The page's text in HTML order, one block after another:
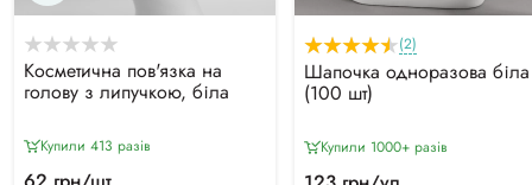
Косметична пов'язка на
голову з липучкою, біла
Купили 413 разiв
(2)
Шапочка одноразова біла
(100 шт)
Купили 1000+ разiв